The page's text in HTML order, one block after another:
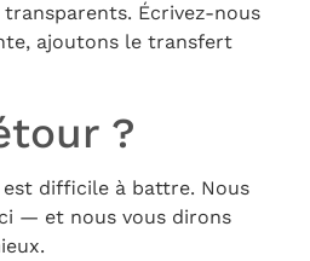
Écrivez-nous
ajoutons le transfert
?
est difficile à battre. Nous
— et nous vous dirons